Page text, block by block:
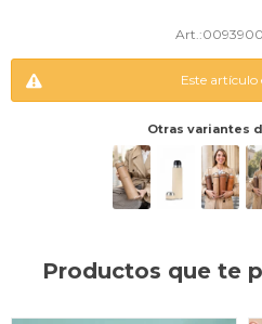
Este artículo
Otras variantes
Productos que te